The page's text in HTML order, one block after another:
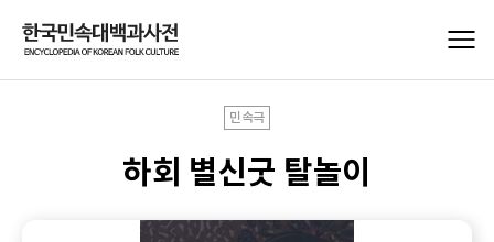
민속극
하회 별신굿 탈놀이